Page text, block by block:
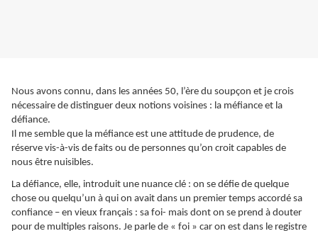
Nous avons connu, dans les années 50, l’ère du soupçon et je crois
nécessaire de distinguer deux notions voisines : la méfiance et la
défiance.
Il me semble que la méfiance est une attitude de prudence, de
réserve vis-à-vis de faits ou de personnes qu’on croit capables de
nous être nuisibles.
La défiance, elle, introduit une nuance clé : on se défie de quelque
chose ou quelqu’un à qui on avait dans un premier temps accordé sa
confiance – en vieux français : sa foi- mais dont on se prend à douter
pour de multiples raisons. Je parle de « foi » car on est dans le registre